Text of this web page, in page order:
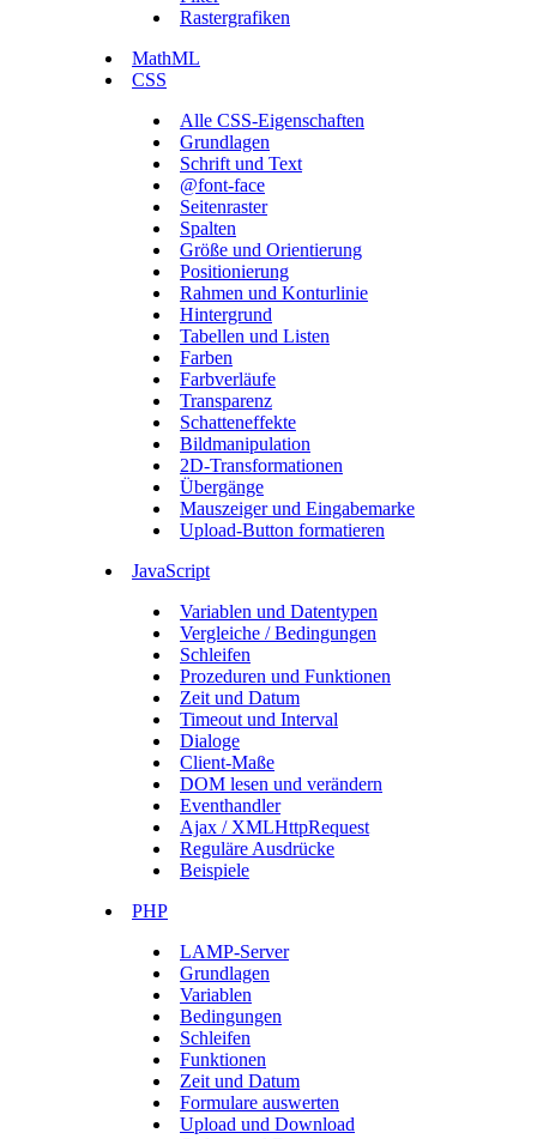
Rastergrafiken
MathML
CSS
Alle CSS-Eigenschaften
Grundlagen
Schrift und Text
@font-face
Seitenraster
Spalten
Größe und Orientierung
Positionierung
Rahmen und Konturlinie
Hintergrund
Tabellen und Listen
Farben
Farbverläufe
Transparenz
Schatteneffekte
Bildmanipulation
2D-Transformationen
Übergänge
Mauszeiger und Eingabemarke
Upload-Button formatieren
JavaScript
Variablen und Datentypen
Vergleiche / Bedingungen
Schleifen
Prozeduren und Funktionen
Zeit und Datum
Timeout und Interval
Dialoge
Client-Maße
DOM lesen und verändern
Eventhandler
Ajax / XMLHttpRequest
Reguläre Ausdrücke
Beispiele
PHP
LAMP-Server
Grundlagen
Variablen
Bedingungen
Schleifen
Funktionen
Zeit und Datum
Formulare auswerten
Upload und Download